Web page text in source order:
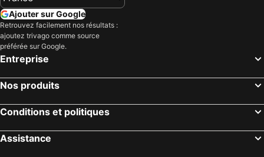
Newcastle, hôtels animaux acceptés
Southport, hôtels animaux acceptés
Ajouter sur Google
Retrouvez facilement nos résultats :
ajoutez trivago comme source
préférée sur Google.
Entreprise
Nos produits
Conditions et politiques
Assistance